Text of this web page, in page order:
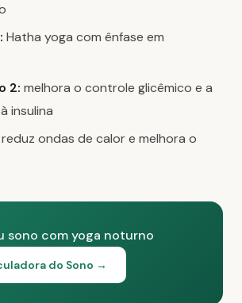
Hatha yoga com ênfase em
2: melhora o controle glicêmico e a
insulina
reduz ondas de calor e melhora o
sono com yoga noturno
do Sono →